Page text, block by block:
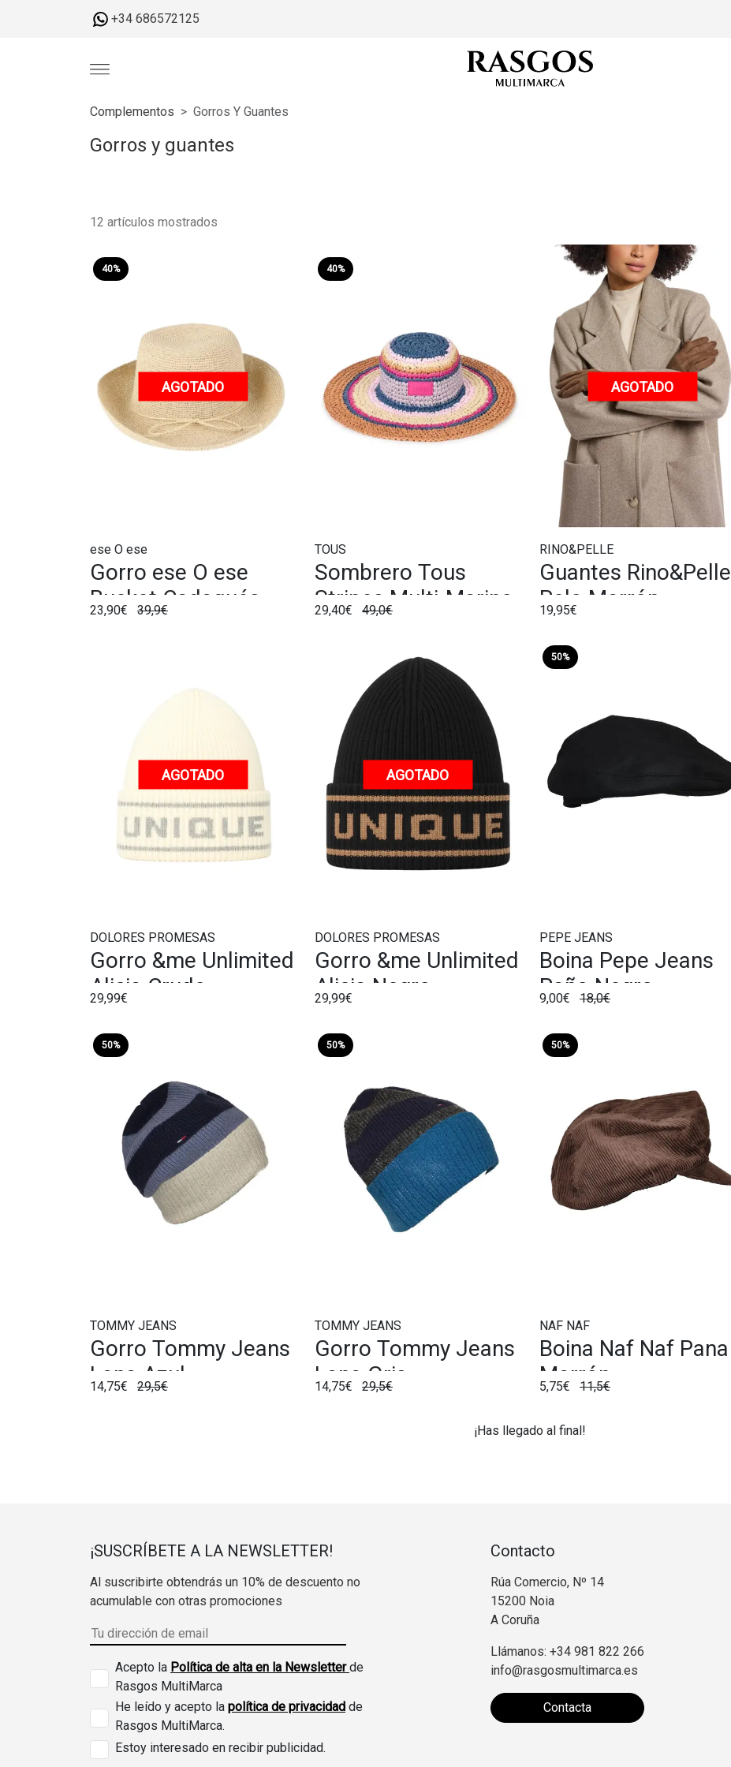
+34 686572125
Complementos Gorros Y Guantes
Gorros y guantes
12 artículos mostrados
40%
AGOTADO
ese O ese
Gorro ese O ese
Bucket Cadaqués
Beige
23,90€ 39,9€
40%
TOUS
Sombrero Tous
Stripes Multi-Marino
29,40€ 49,0€
AGOTADO
RINO&PELLE
Guantes Rino&Pelle
Pelo Marrón
19,95€
AGOTADO
DOLORES PROMESAS
Gorro &me Unlimited
Alicia Crudo
29,99€
AGOTADO
DOLORES PROMESAS
Gorro &me Unlimited
Alicia Negro
29,99€
50%
PEPE JEANS
Boina Pepe Jeans
Paño Negro
9,00€ 18,0€
50%
TOMMY JEANS
Gorro Tommy Jeans
Lana Azul
14,75€ 29,5€
50%
TOMMY JEANS
Gorro Tommy Jeans
Lana Gris
14,75€ 29,5€
50%
NAF NAF
Boina Naf Naf Pana
Marrón
5,75€ 11,5€
¡Has llegado al final!
¡SUSCRÍBETE A LA NEWSLETTER!
Al suscribirte obtendrás un 10% de descuento no
acumulable con otras promociones
Acepto la Política de alta en la Newsletterde
Rasgos MultiMarca
He leído y acepto la política de privacidad de
Rasgos MultiMarca.
Estoy interesado en recibir publicidad.
Contacto
Rúa Comercio, Nº 14
15200 Noia
A Coruña
Llámanos: +34 981 822 266
info@rasgosmultimarca.es
Contacta